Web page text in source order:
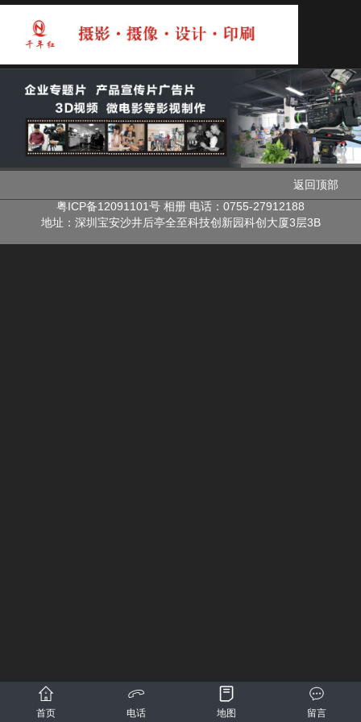
返回顶部
粤ICP备12091101号 相册 电话：0755-27912188
地址： 深圳宝安沙井后亭全至科技创新园科创大厦3层3B
首页 电话 地图 留言